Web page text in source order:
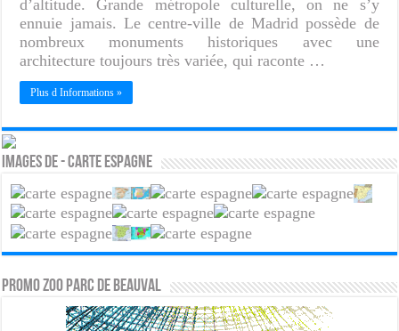
d’altitude. Grande métropole culturelle, on ne s’y
ennuie jamais. Le centre-ville de Madrid possède de
nombreux monuments historiques avec une
architecture toujours très variée, qui raconte …
Plus d Informations »
Images de - Carte espagne
PROMO ZOO PARC DE BEAUVAL